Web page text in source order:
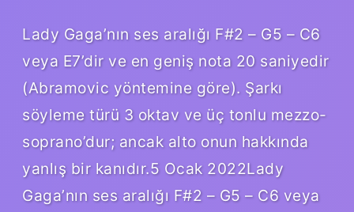
Lady Gaga’nın ses aralığı F#2 – G5 – C6
veya E7’dir ve en geniş nota 20 saniyedir
(Abramovic yöntemine göre). Şarkı
söyleme türü 3 oktav ve üç tonlu mezzo-
soprano’dur; ancak alto onun hakkında
yanlış bir kanıdır.5 Ocak 2022Lady
Gaga’nın ses aralığı F#2 – G5 – C6 veya